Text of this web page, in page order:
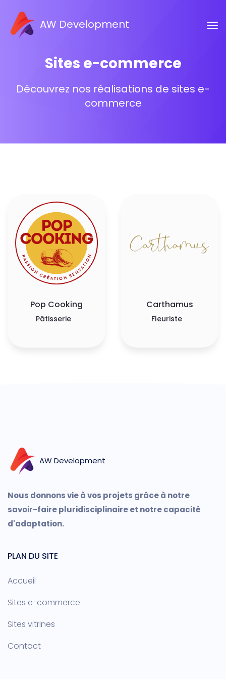
AW Development
Sites e-commerce
Découvrez nos réalisations de sites e-
commerce
Pop Cooking
Pâtisserie
Carthamus
Fleuriste
AW Development
Nous donnons vie à vos projets grâce à notre
savoir-faire pluridisciplinaire et notre capacité
d'adaptation.
PLAN DU SITE
Accueil
Sites e-commerce
Sites vitrines
Contact